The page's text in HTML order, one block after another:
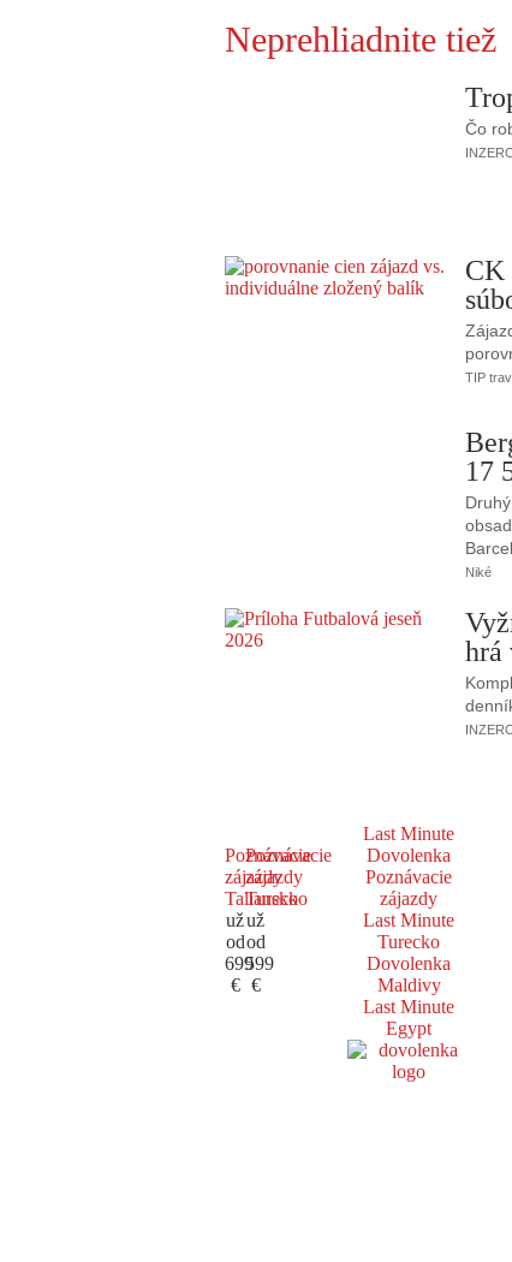
Neprehliadnite tiež
Čo
CK
TIP
17
Niké
hrá
Poznávacie
zájazdy
Taliansko
už
od
699
€
Poznávacie
zájazdy
Turecko
už
od
599
€
Last Minute
Dovolenka
Poznávacie
zájazdy
Last Minute
Turecko
Dovolenka
Maldivy
Last Minute
Egypt